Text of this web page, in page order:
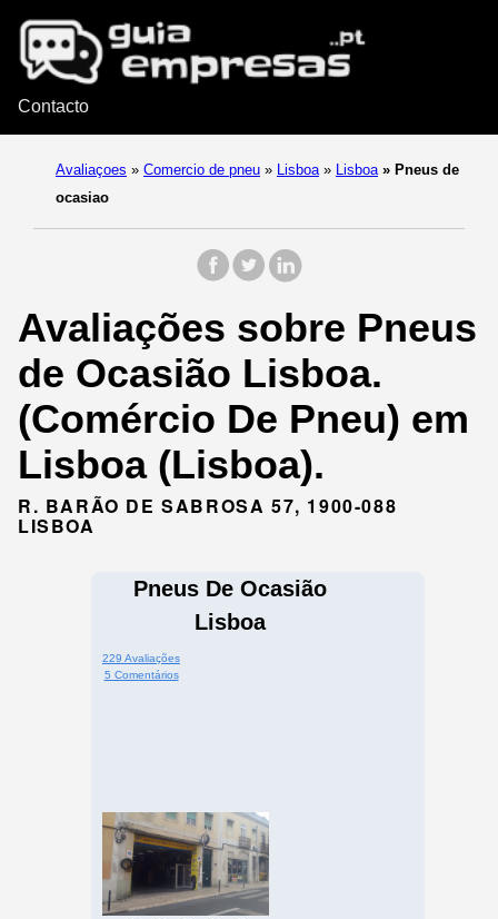
Contacto
Avaliaçoes » Comercio de pneu » Lisboa » Lisboa » Pneus de
ocasiao
Avaliações sobre Pneus
de Ocasião Lisboa.
(Comércio De Pneu) em
Lisboa (Lisboa).
R. BARÃO DE SABROSA 57, 1900-088
LISBOA
Pneus De Ocasião
Lisboa
229 Avaliações
5 Comentários